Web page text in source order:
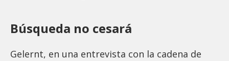
Búsqueda no cesará
Gelernt, en una entrevista con la cadena de